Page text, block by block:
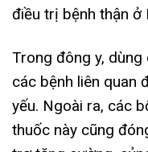
điều trị bệnh thận ở
Trong đông y,
các bệnh liên quan
yếu. Ngoài ra, các
thuốc này cũng